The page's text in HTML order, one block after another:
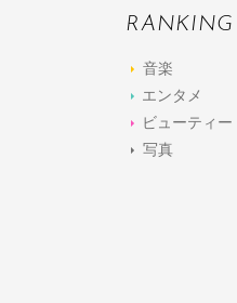
RANKING
音楽
エンタメ
ビューティー
写真